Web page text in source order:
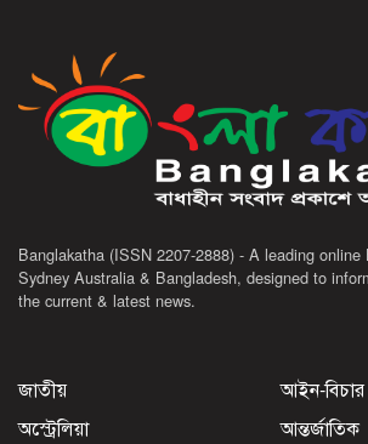
Banglakatha (ISSN 2207-2888) - A leading online
Sydney Australia & Bangladesh, designed to
the current & latest news.
জাতীয়
আইন-বিচার
অস্ট্রেলিয়া
আন্তর্জাতিক